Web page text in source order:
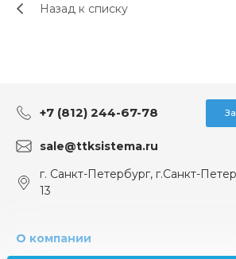
Назад к списку
+7 (812) 244-67-78
sale@ttksistema.ru
г. Санкт-Петербург, г.Санкт-
13
О компании